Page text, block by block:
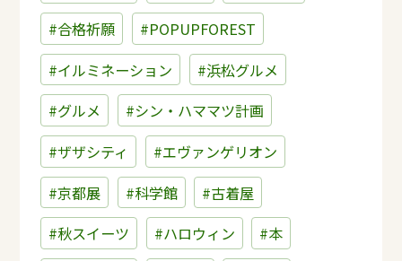
#合格祈願
#POPUPFOREST
#イルミネーション
#浜松グルメ
#グルメ
#シン・ハママツ計画
#ザザシティ
#エヴァンゲリオン
#京都展
#科学館
#古着屋
#秋スイーツ
#ハロウィン
#本